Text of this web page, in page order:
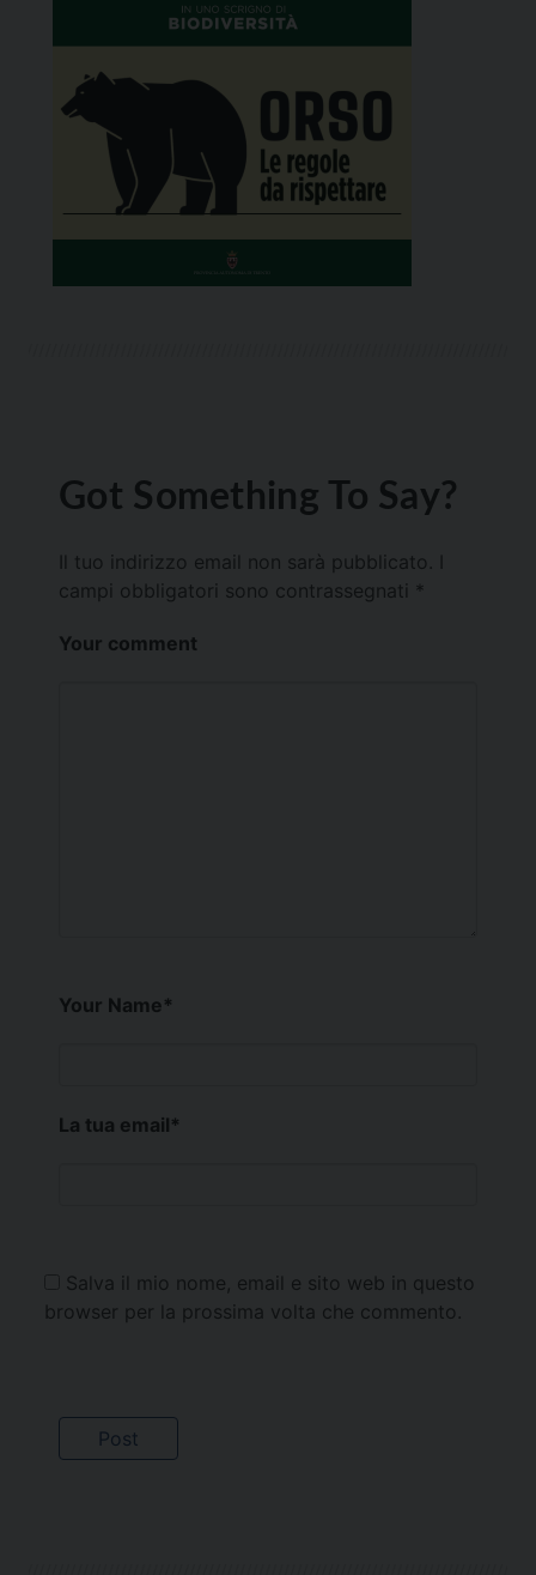
Got Something To Say?
Il tuo indirizzo email non sarà pubblicato.
campi obbligatori sono contrassegnati *
Your comment
Your Name*
La tua email*
Salva il mio nome, email e sito web in questo
browser per la prossima volta che commento.